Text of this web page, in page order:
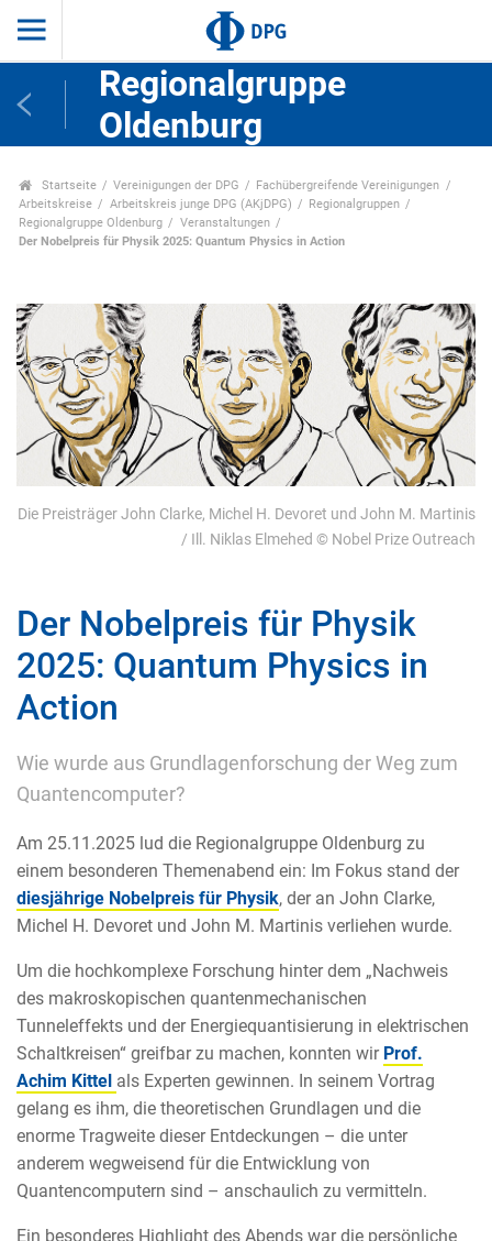
Regionalgruppe
Oldenburg
Startseite Vereinigungen der DPG
Fachübergreifende Vereinigungen
Arbeitskreise
Arbeitskreis junge DPG (AKjDPG)
Regionalgruppen
Regionalgruppe Oldenburg
Veranstaltungen
Der Nobelpreis für Physik 2025: Quantum Physics in Action
Die Preisträger John Clarke, Michel H. Devoret und John M. Martinis
/ Ill. Niklas Elmehed © Nobel Prize Outreach
Der Nobelpreis für Physik
2025: Quantum Physics in
Action
Wie wurde aus Grundlagenforschung der Weg zum
Quantencomputer?
Am 25.11.2025 lud die Regionalgruppe Oldenburg zu
einem besonderen Themenabend ein: Im Fokus stand der
diesjährige Nobelpreis für Physik, der an John Clarke,
Michel H. Devoret und John M. Martinis verliehen wurde.
Um die hochkomplexe Forschung hinter dem „Nachweis
des makroskopischen quantenmechanischen
Tunneleffekts und der Energiequantisierung in elektrischen
Schaltkreisen“ greifbar zu machen, konnten wir Prof.
Achim Kittel als Experten gewinnen. In seinem Vortrag
gelang es ihm, die theoretischen Grundlagen und die
enorme Tragweite dieser Entdeckungen – die unter
anderem wegweisend für die Entwicklung von
Quantencomputern sind – anschaulich zu vermitteln.
Ein besonderes Highlight des Abends war die persönliche